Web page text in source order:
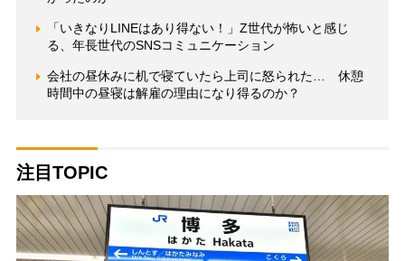
「いきなりLINEはあり得ない！」Z世代が怖いと感じ
る、年長世代のSNSコミュニケーション
会社の昼休みに机で寝ていたら上司に怒られた… 休憩
時間中の昼寝は解雇の理由になり得るのか？
注目TOPIC